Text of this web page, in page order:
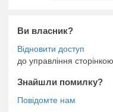
Ви власник?
до управління сторінкою
Знайшли помилку?